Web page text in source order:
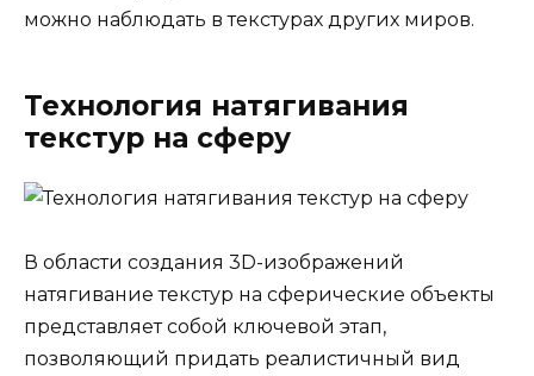
можно наблюдать в текстурах других миров.
Технология натягивания
текстур на сферу
В области создания 3D-изображений
натягивание текстур на сферические объекты
представляет собой ключевой этап,
позволяющий придать реалистичный вид